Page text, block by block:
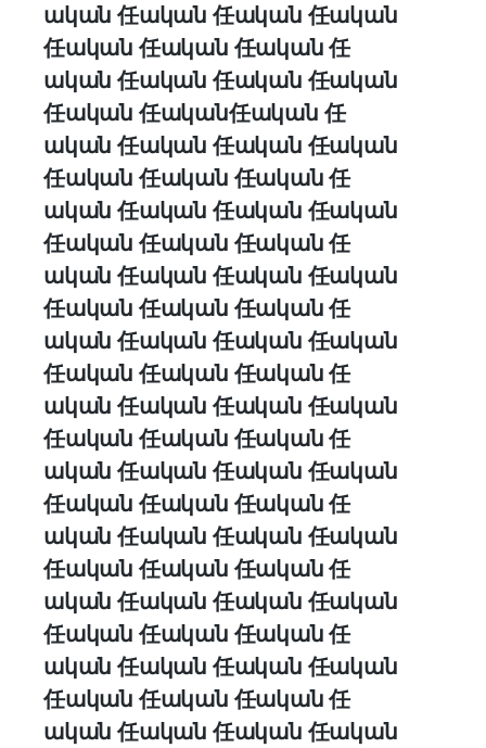
ական 任ական 任ական 任ական
任ական 任ական 任ական 任
ական 任ական 任ական 任ական
任ական 任ական任ական 任
ական 任ական 任ական 任ական
任ական 任ական 任ական 任
ական 任ական 任ական 任ական
任ական 任ական 任ական 任
ական 任ական 任ական 任ական
任ական 任ական 任ական 任
ական 任ական 任ական 任ական
任ական 任ական 任ական 任
ական 任ական 任ական 任ական
任ական 任ական 任ական 任
ական 任ական 任ական 任ական
任ական 任ական 任ական 任
ական 任ական 任ական 任ական
任ական 任ական 任ական 任
ական 任ական 任ական 任ական
任ական 任ական 任ական 任
ական 任ական 任ական 任ական
任ական 任ական 任ական 任
ական 任ական 任ական 任ական